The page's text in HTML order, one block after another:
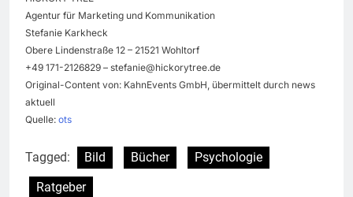
Agentur für Marketing und Kommunikation
Stefanie Karkheck
Obere Lindenstraße 12 – 21521 Wohltorf
+49 171-2126829 – stefanie@hickorytree.de
Original-Content von: KahnEvents GmbH, übermittelt durch news
aktuell
Quelle: ots
Tagged: Bild Bücher
Psychologie
Ratgeber